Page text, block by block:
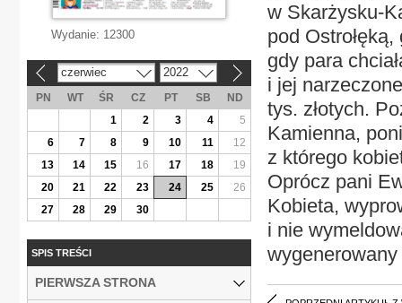
w Skarżysku-
pod
gdy para
i jej
tys. złotych.
Kamienna,
z którego
Oprócz pani
Kobieta,
i nie
Wydanie: 12300
czerwiec 2022
PN WT ŚR CZ PT SB
ND
1
2 3 4
5
6
7 8 9 10 11
12
13
14 15 16 17 18
19
20
21 22 23 24 25
26
27
28 29 30
SPIS TREŚCI
PIERWSZA STRONA